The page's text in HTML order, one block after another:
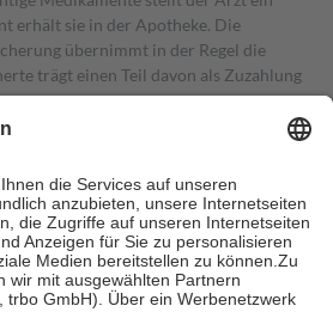
erhält sie in der Apotheke. Die
übernimmt in der Regel die
trägt einen Teil davon als Zuzahlung
Zuzahlungen in Höhe von zehn
sind jedoch nie mehr als die tatsächlichen
auch für Online-Apotheken.
Krankenpflege beträgt die
Kosten sowie zehn Euro je